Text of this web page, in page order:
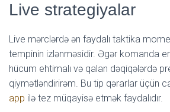
Live strategiyalar
Live mərclərdə ən faydalı taktika
tempinin izlənməsidir. Əgər komanda
hücum ehtimalı və qalan dəqiqələrdə
qiymətləndirirəm. Bu tip qərarlar üçün
app ilə tez müqayisə etmək faydalıdır.